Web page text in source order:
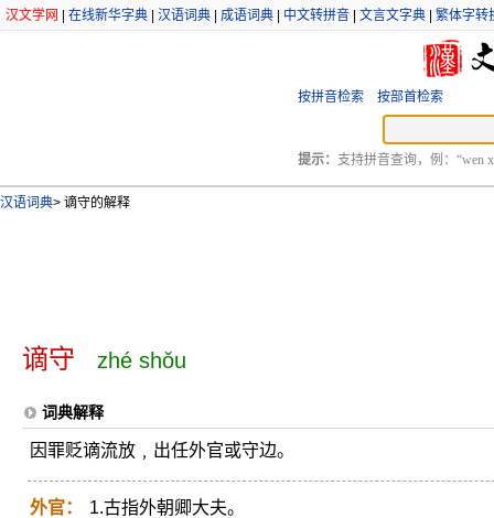
汉文学网 在线新华字典 汉语词典 成语词典 中文转拼音 文言文字典 繁体字转
按拼音检索 按部首检索
提示： 支持拼音查询，例：“wen
汉语词典> 谪守的解释
谪守 zhé shǒu
词典解释
因罪贬谪流放﹐出任外官或守边。
外官：
1.古指外朝卿大夫。